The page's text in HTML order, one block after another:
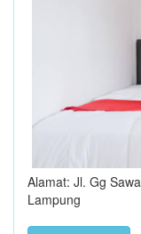
Alamat: Jl. Gg
Lampung